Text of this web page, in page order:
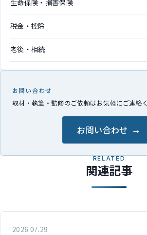
生命保険・損害保険
税金・控除
老後・相続
お問い合わせ
取材・執筆・監修のご依頼はお気軽にご連絡く
お問い合わせ
RELATED
関連記事
2026.07.29